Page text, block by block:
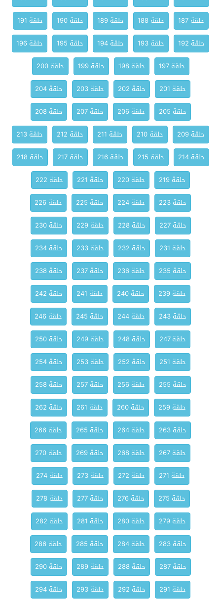
حلقة 187
حلقة 188 حلقة 189 حلقة 190
حلقة 191
حلقة 192
حلقة 193 حلقة 194 حلقة 195
حلقة 196
حلقة 197
حلقة 198 حلقة 199
حلقة 200
حلقة 201
حلقة 202 حلقة 203
حلقة 204
حلقة 205
حلقة 206 حلقة 207
حلقة 208
حلقة 209
حلقة 210 حلقة 211 حلقة 212
حلقة 213
حلقة 214
حلقة 215 حلقة 216 حلقة 217
حلقة 218
حلقة 219
حلقة 220 حلقة 221
حلقة 222
حلقة 223
حلقة 224 حلقة 225
حلقة 226
حلقة 227
حلقة 228 حلقة 229
حلقة 230
حلقة 231
حلقة 232 حلقة 233
حلقة 234
حلقة 235
حلقة 236 حلقة 237
حلقة 238
حلقة 239
حلقة 240 حلقة 241
حلقة 242
حلقة 243
حلقة 244 حلقة 245
حلقة 246
حلقة 247
حلقة 248 حلقة 249
حلقة 250
حلقة 251
حلقة 252 حلقة 253
حلقة 254
حلقة 255
حلقة 256 حلقة 257
حلقة 258
حلقة 259
حلقة 260 حلقة 261
حلقة 262
حلقة 263
حلقة 264 حلقة 265
حلقة 266
حلقة 267
حلقة 268 حلقة 269
حلقة 270
حلقة 271
حلقة 272 حلقة 273
حلقة 274
حلقة 275
حلقة 276 حلقة 277
حلقة 278
حلقة 279
حلقة 280 حلقة 281
حلقة 282
حلقة 283
حلقة 284 حلقة 285
حلقة 286
حلقة 287
حلقة 288 حلقة 289
حلقة 290
حلقة 291
حلقة 292 حلقة 293
حلقة 294